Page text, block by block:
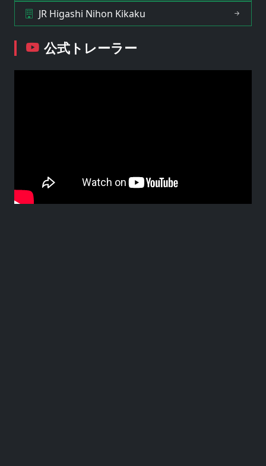
JR Higashi Nihon Kikaku
公式トレーラー